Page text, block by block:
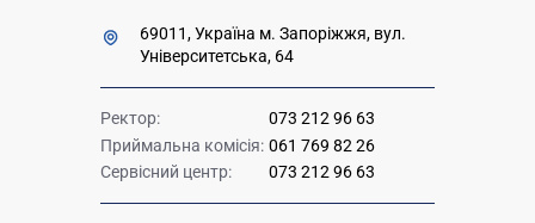
69011, Україна м. Запоріжжя, вул.
Університетська, 64
Ректор:
073 212 96 63
Приймальна комісія: 061 769 82 26
Сервісний центр:
073 212 96 63